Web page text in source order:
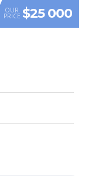
VIDEO
OUR
PRICE $25 000